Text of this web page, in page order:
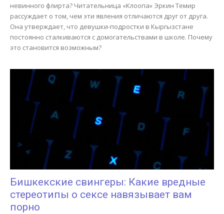
невинного флирта? Читательница «Клоопа» Эркин Темир
рассуждает о том, чем эти явления отличаются друг от друга.
Она утверждает, что девушки-подростки в Кыргызстане
постоянно сталкиваются с домогательствами в школе. Почему
это становится возможным?
Бишкекские свингеры: Какие вредные
стереотипы о сексе навязывает вам
порно